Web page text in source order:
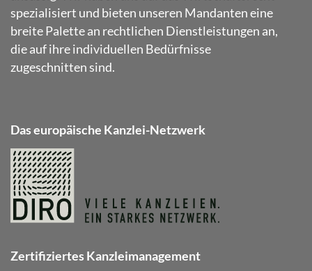
spezialisiert und bieten unseren Mandanten eine
breite Palette an rechtlichen Dienstleistungen an,
die auf ihre individuellen Bedürfnisse
zugeschnitten sind.
Das europäische Kanzlei-Netzwerk
Zertifiziertes Kanzleimanagement